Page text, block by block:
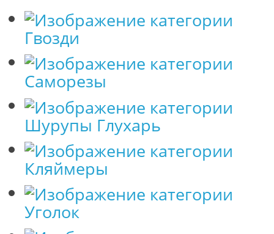
Гвозди
Саморезы
Шурупы Глухарь
Кляймеры
Уголок